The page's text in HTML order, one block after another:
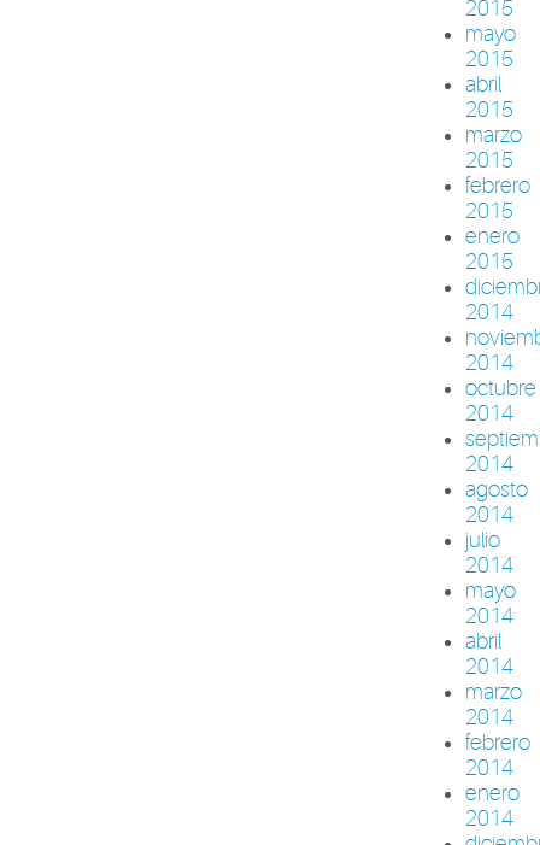
2015
mayo
2015
abril
2015
marzo
2015
febrero
2015
enero
2015
2014
2014
octubre
2014
2014
agosto
2014
julio
2014
mayo
2014
abril
2014
marzo
2014
febrero
2014
enero
2014